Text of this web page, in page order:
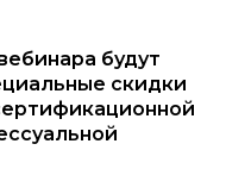
будут
скидки